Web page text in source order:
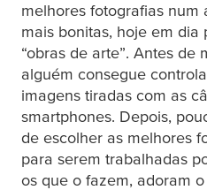
melhores fotografias num
mais bonitas, hoje em dia
“obras de arte”. Antes de
alguém consegue
imagens tiradas com as
smartphones. Depois,
de escolher as melhores
para serem trabalhadas
os que o fazem, adoram